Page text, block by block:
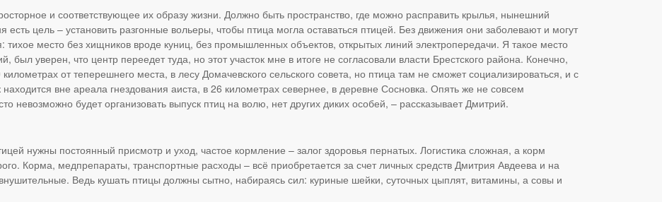
и соответствующее их образу жизни. Должно быть пространство, где можно расправить крылья, нынешний
цель – установить разгонные вольеры, чтобы птица могла оставаться птицей. Без движения они заболевают и могут
место без хищников вроде куниц, без промышленных объектов, открытых линий электропередачи. Я такое место
был уверен, что центр переедет туда, но этот участок мне в итоге не согласовали власти Брестского района. Конечно,
от теперешнего места, в лесу Домачевского сельского совета, но птица там не сможет социализироваться, и с
вне ареала гнездования аиста, в 26 километрах севернее, в деревне Сосновка. Опять же не совсем
невозможно будет организовать выпуск птиц на волю, нет других диких особей, – рассказывает Дмитрий.
нужны постоянный присмотр и уход, частое кормление – залог здоровья пернатых. Логистика сложная, а корм
Корма, медпрепараты, транспортные расходы – всё приобретается за счет личных средств Дмитрия Авдеева и на
Ведь кушать птицы должны сытно, набираясь сил: куриные шейки, суточных цыплят, витамины, а совы и